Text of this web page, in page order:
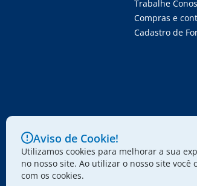
Trabalhe
Compras e
Cadastro de
Aviso de Cookie!
Utilizamos cookies para melhorar a sua
no nosso site. Ao utilizar o nosso site você
com os cookies.